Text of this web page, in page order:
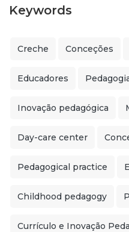
Keywords
Creche Conceções
Educadores
Inovação pedagógica
Day-care center
Pedagogical practice
Childhood pedagogy
Currículo e Inovação